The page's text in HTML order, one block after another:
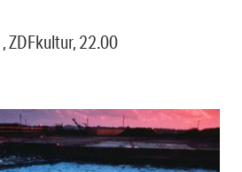
, ZDFkultur, 22.00